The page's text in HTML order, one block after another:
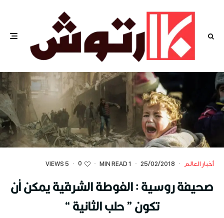
أخبار العالم ·
25/02/2018
·
1 MIN READ
·
0
·
5 VIEWS
صحيفة روسية : الغوطة الشرقية يمكن أن
تكون ” حلب الثانية “